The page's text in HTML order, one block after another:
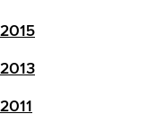
2015
2013
2011